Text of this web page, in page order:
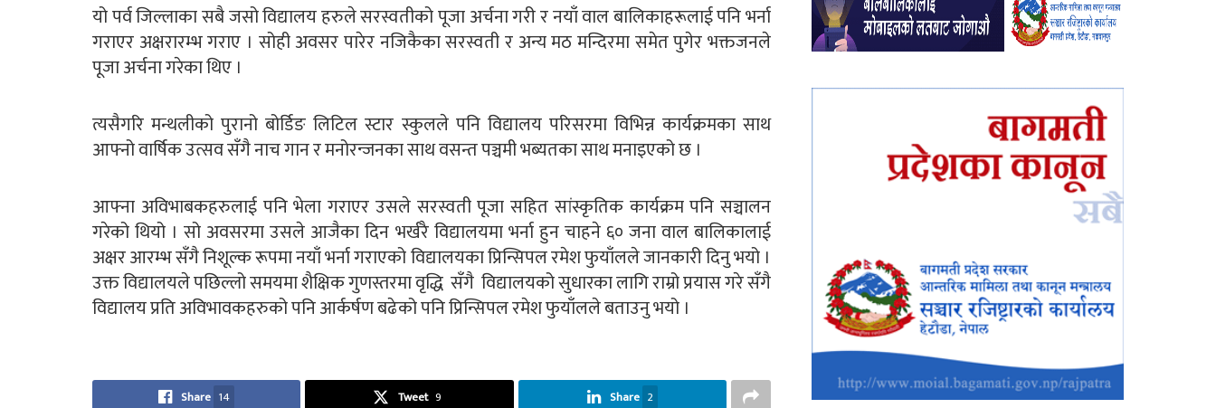
यो पर्व जिल्लाका सबै जसो विद्यालय हरुले सरस्वतीको पूजा अर्चना गरी र नयाँ वाल बालिकाहरूलाई पनि भर्ना
गराएर अक्षरारम्भ गराए । सोही अवसर पारेर नजिकैका सरस्वती र अन्य मठ मन्दिरमा समेत पुगेर भक्तजनले
पूजा अर्चना गरेका थिए ।
त्यसैगरि मन्थलीको पुरानो बोर्डिङ लिटिल स्टार स्कुलले पनि विद्यालय परिसरमा विभिन्न कार्यक्रमका साथ
आफ्नो वार्षिक उत्सव सँगै नाच गान र मनोरन्जनका साथ वसन्त पञ्चमी भब्यतका साथ मनाइएको छ ।
आफ्ना अविभाबकहरुलाई पनि भेला गराएर उसले सरस्वती पूजा सहित सांस्कृतिक कार्यक्रम पनि सञ्चालन
गरेको थियो । सो अवसरमा उसले आजैका दिन भर्खरै विद्यालयमा भर्ना हुन चाहने ६० जना वाल बालिकालाई
अक्षर आरम्भ सँगै निशूल्क रूपमा नयाँ भर्ना गराएको विद्यालयका प्रिन्सिपल रमेश फुयाँलले जानकारी दिनु भयो ।
उक्त विद्यालयले पछिल्लो समयमा शैक्षिक गुणस्तरमा वृद्धि सँगै विद्यालयको सुधारका लागि राम्रो प्रयास गरे सँगै
विद्यालय प्रति अविभावकहरुको पनि आर्कर्षण बढेको पनि प्रिन्सिपल रमेश फुयाँलले बताउनु भयो ।
Share 14 Tweet 9 Share 2